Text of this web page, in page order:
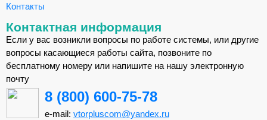
Контакты
Контактная информация
Если у вас возникли вопросы по работе системы, или другие
вопросы касающиеся работы сайта, позвоните по
бесплатному номеру или напишите на нашу электронную
почту
8 (800) 600-75-78
e-mail: vtorpluscom@yandex.ru